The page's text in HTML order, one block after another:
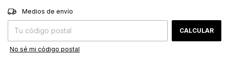
Entregas para el CP:
Medios de envío
CALCULAR
No sé mi código postal